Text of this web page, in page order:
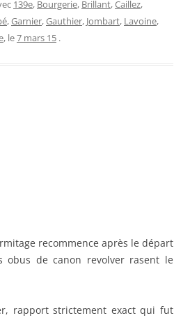
139e, Bourgerie, Brillant,Caillez,
,Garnier,Gauthier, Jombart, Lavoine,
, le7 mars 15 .
recommence après le départ
de canon revolver rasent le
rapport strictement exact qui fut